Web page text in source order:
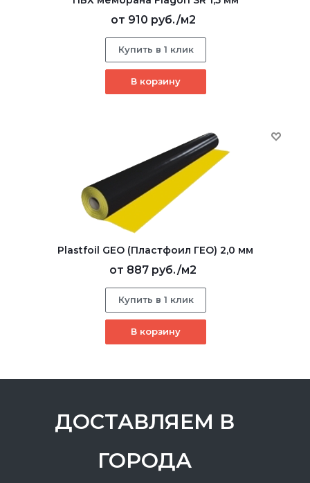
от 910 руб./м2
Купить в 1 клик
В корзину
Plastfoil GEO (Пластфоил ГЕО) 2,0 мм
от 887 руб./м2
Купить в 1 клик
В корзину
ДОСТАВЛЯЕМ В
ГОРОДА